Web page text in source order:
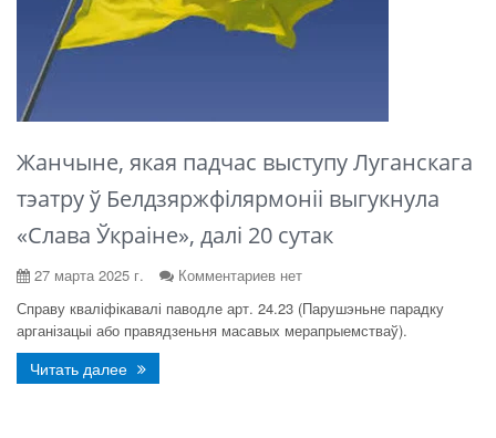
Жанчыне, якая падчас выступу Луганскага
тэатру ў Белдзяржфілярмоніі выгукнула
«Слава Ўкраіне», далі 20 сутак
27 марта 2025 г.
Комментариев нет
Справу кваліфікавалі паводле арт. 24.23 (Парушэньне парадку
арганізацыі або правядзеньня масавых мерапрыемстваў).
Читать далее